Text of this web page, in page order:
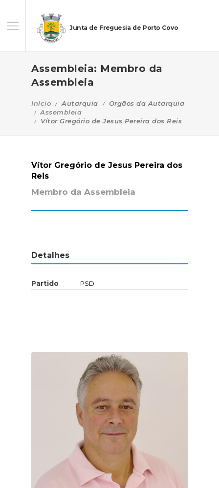
Junta de Freguesia de Porto Covo
Assembleia: Membro da
Assembleia
Início Autarquia
Orgãos da Autarquia
Assembleia
Vítor Gregório de Jesus Pereira dos Reis
Vítor Gregório de Jesus Pereira dos
Reis
Membro da Assembleia
Detalhes
Partido PSD